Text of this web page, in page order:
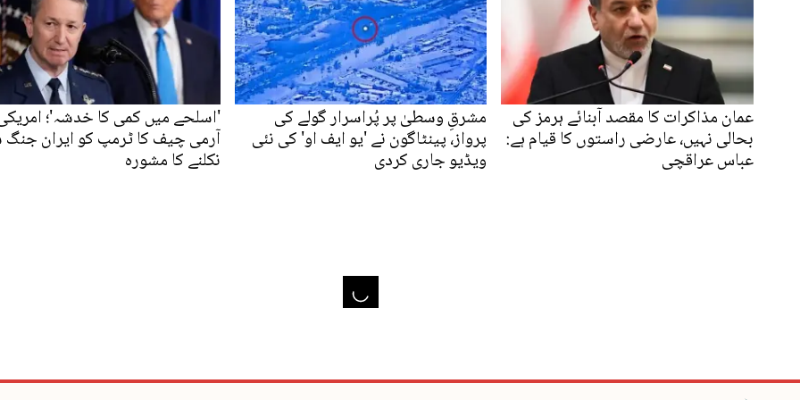
عمان مذاکرات کا مقصد آبنائے ہرمز کی
بحالی نہیں، عارضی راستوں کا قیام ہے:
عباس عراقچی
مشرقِ وسطیٰ پر پُراسرار گولے کی
پرواز، پینٹاگون نے 'یو ایف او' کی نئی
ویڈیو جاری کردی
'اسلحے میں کمی کا خدشہ'؛
آرمی چیف کا ٹرمپ کو ایران
نکلنے کا مشورہ